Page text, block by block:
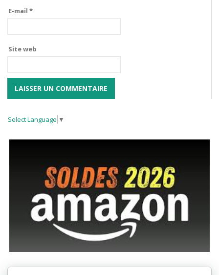
E-mail *
Site web
Select Language ▼